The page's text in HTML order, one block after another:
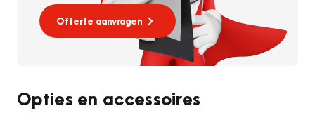
Offerte aanvragen
Opties en accessoires